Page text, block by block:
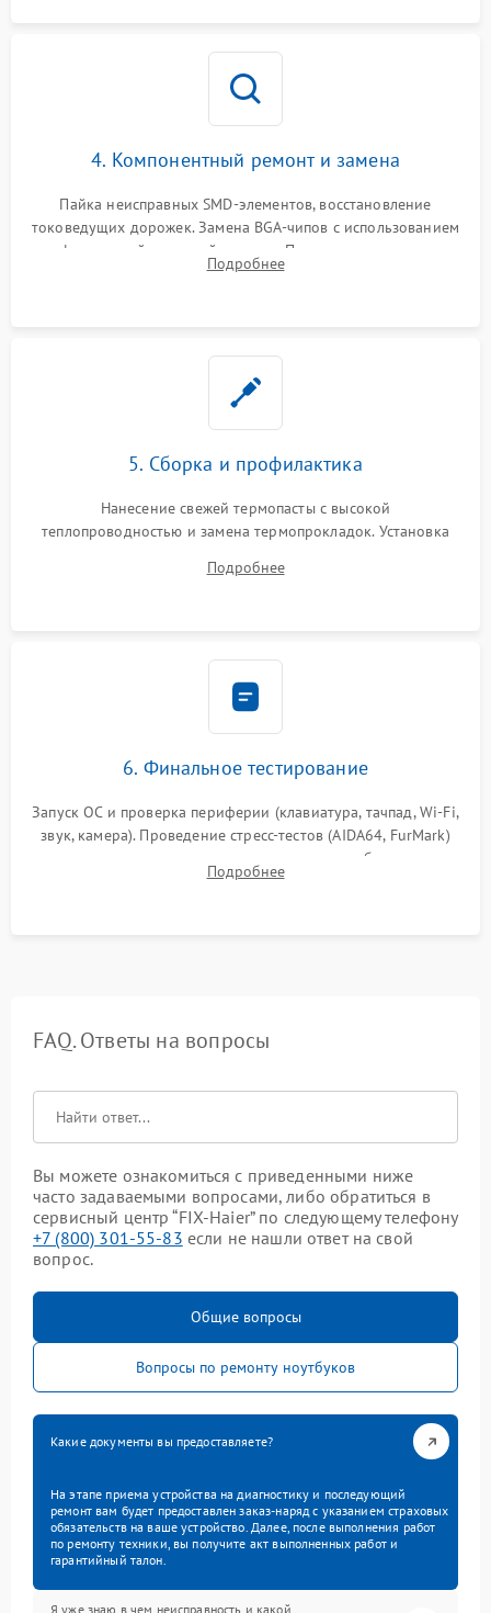
4. Компонентный ремонт и замена
Пайка неисправных SMD-элементов, восстановление
токоведущих дорожек. Замена BGA-чипов с использованием
инфракрасной паяльной станции. Прошивка микросхемы
BIOS или замена поврежденных портов USB
Подробнее
5. Сборка и профилактика
Нанесение свежей термопасты с высокой
теплопроводностью и замена термопрокладок. Установка
шлейфов, модулей памяти и накопителей. Предварительная
Подробнее
6. Финальное тестирование
Запуск ОС и проверка периферии (клавиатура, тачпад, Wi-Fi,
звук, камера). Проведение стресс-тестов (AIDA64, FurMark)
для контроля температурного режима и стабильности
системы под пиковой нагрузкой.
Подробнее
FAQ. Ответы на вопросы
Вы можете ознакомиться с приведенными ниже
часто задаваемыми вопросами, либо обратиться в
сервисный центр “FIX-Haier” по следующему телефону
+7 (800) 301-55-83 если не нашли ответ на свой
вопрос.
Общие вопросы
Вопросы по ремонту ноутбуков
Какие документы вы предоставляете?
На этапе приема устройства на диагностику и последующий
ремонт вам будет предоставлен заказ-наряд с указанием страховых
обязательств на ваше устройство. Далее, после выполнения работ
по ремонту техники, вы получите акт выполненных работ и
гарантийный талон.
Я уже знаю в чем неисправность и какой